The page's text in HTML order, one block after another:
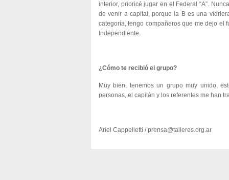
interior, prioricé jugar en el Federal “A”.
de venir a capital, porque la B es una
categoría, tengo compañeros que me dejo el
Independiente.
¿Cómo te recibió el grupo?
Muy bien, tenemos un grupo muy unido,
personas, el capitán y los referentes me han
Ariel Cappelletti /prensa@talleres.org.ar